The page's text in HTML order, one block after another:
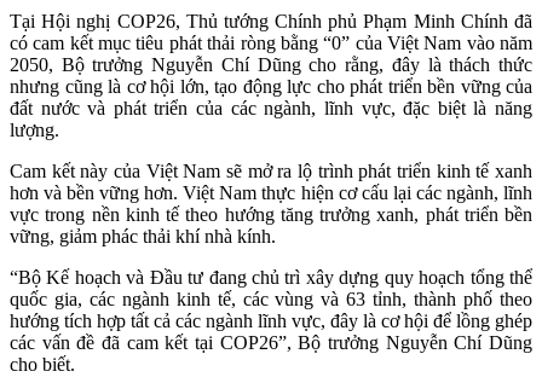
Tại Hội nghị COP26, Thủ tướng Chính phủ Phạm Minh Chính đã
có cam kết mục tiêu phát thải ròng bằng “0” của Việt Nam vào năm
2050, Bộ trưởng Nguyễn Chí Dũng cho rằng, đây là thách thức
nhưng cũng là cơ hội lớn, tạo động lực cho phát triển bền vững của
đất nước và phát triển của các ngành, lĩnh vực, đặc biệt là năng
lượng.
Cam kết này của Việt Nam sẽ mở ra lộ trình phát triển kinh tế xanh
hơn và bền vững hơn. Việt Nam thực hiện cơ cấu lại các ngành, lĩnh
vực trong nền kinh tế theo hướng tăng trưởng xanh, phát triển bền
vững, giảm phác thải khí nhà kính.
“Bộ Kế hoạch và Đầu tư đang chủ trì xây dựng quy hoạch tổng thể
quốc gia, các ngành kinh tế, các vùng và 63 tỉnh, thành phố theo
hướng tích hợp tất cả các ngành lĩnh vực, đây là cơ hội để lồng ghép
các vấn đề đã cam kết tại COP26”, Bộ trưởng Nguyễn Chí Dũng
cho biết.